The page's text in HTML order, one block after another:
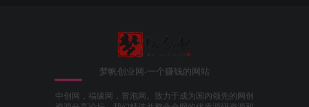
梦帆创业网-一个赚钱的网站
中创网，福缘网，冒泡网。致力于成为国内领先的网创